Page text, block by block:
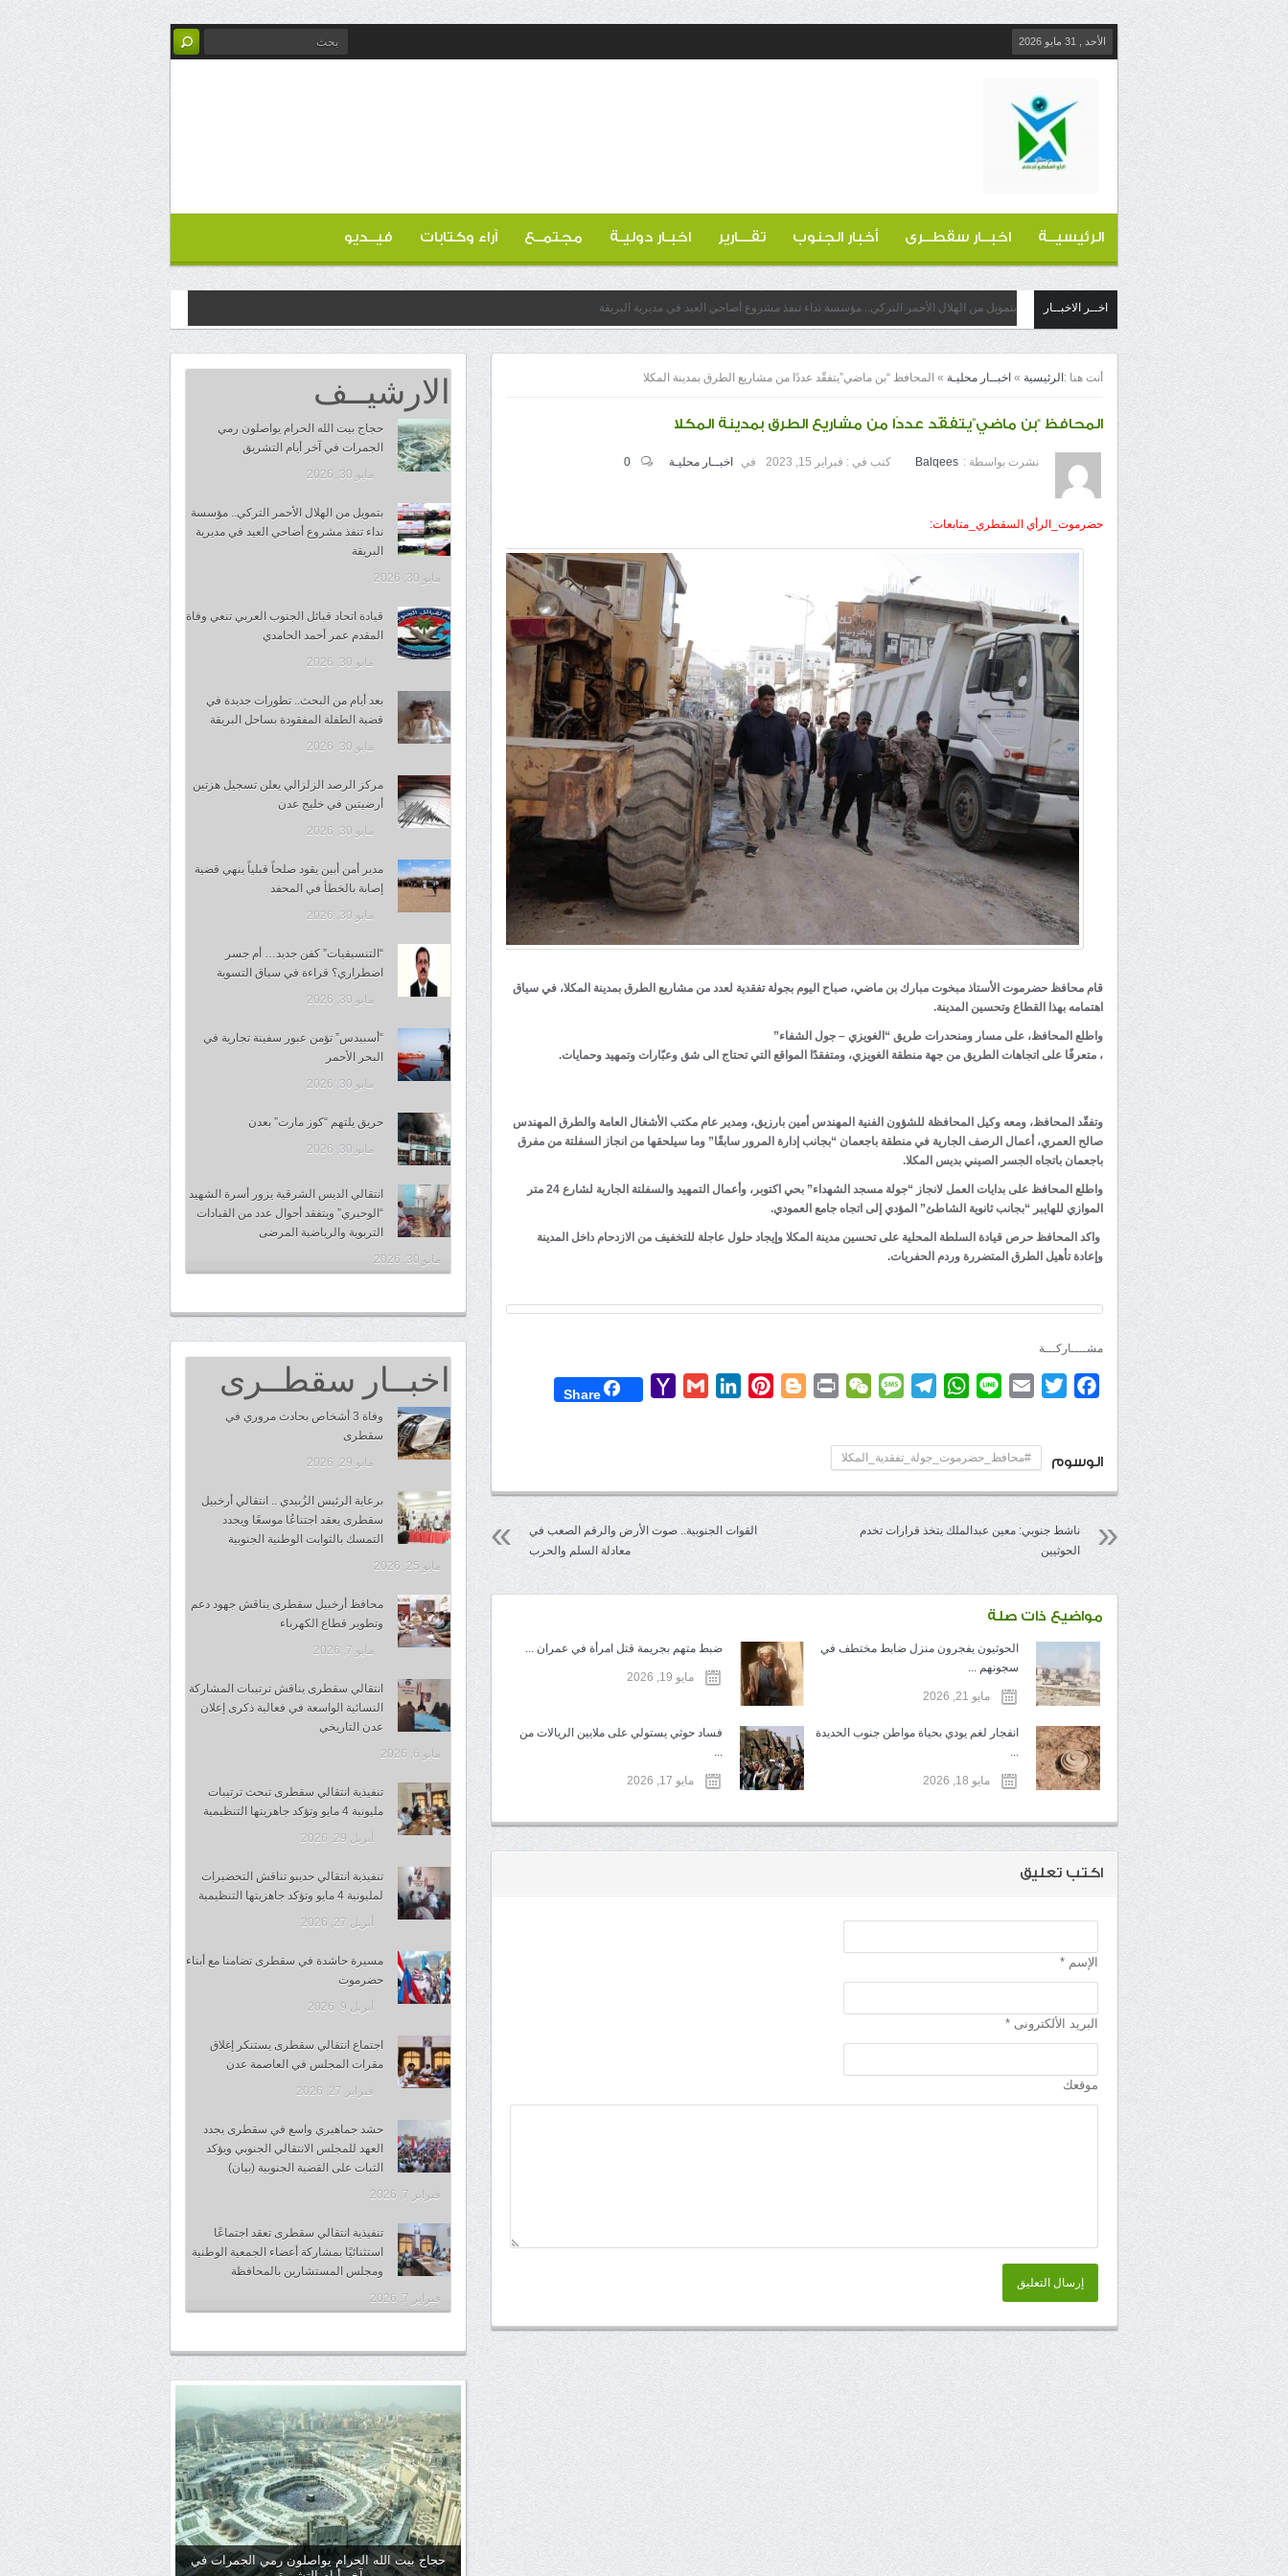
الأحد , 31 مايو 2026
الرئيسيــة اخبــار سقطــرى أخبار الجنوب تقـــارير اخبـار دوليـة مجتمــع آراء وكتابات فيــديو
اخــر الاخبــار بتمويل من الهلال الأحمر التركي.. مؤسسة نداء تنفذ مشروع أضاحي العيد في مديرية البريقة
أنت هنا : الرئيسية » اخبــار محليـة » المحافظ “بن ماضي”يتفقّد عددًا من مشاريع الطرق بمدينة المكلا
المحافظ “بن ماضي”يتفقّد عددًا من مشاريع الطرق بمدينة المكلا
نشرت بواسطة : Balqees كتب في : فبراير 15, 2023 في اخبــار محليـة 0
حضرموت_الرأي السقطري_متابعات:
قام محافظ حضرموت الأستاذ مبخوت مبارك بن ماضي، صباح اليوم بجولة تفقدية لعدد من مشاريع الطرق بمدينة المكلا، في سياق
اهتمامه بهذا القطاع وتحسين المدينة.
واطلع المحافظ، على مسار ومنحدرات طريق “الغويزي – جول الشفاء”
، متعرفًا على اتجاهات الطريق من جهة منطقة الغويزي، ومتفقدًا المواقع التي تحتاج الى شق وعبّارات وتمهيد وحمايات.
وتفقّد المحافظ، ومعه وكيل المحافظة للشؤون الفنية المهندس أمين بارزيق، ومدير عام مكتب الأشغال العامة والطرق المهندس
صالح العمري، أعمال الرصف الجارية في منطقة باجعمان “بجانب إدارة المرور سابقًا” وما سيلحقها من انجاز السفلتة من مفرق
باجعمان باتجاه الجسر الصيني بديس المكلا.
واطلع المحافظ على بدايات العمل لانجاز “جولة مسجد الشهداء” بحي اكتوبر، وأعمال التمهيد والسفلتة الجارية لشارع 24 متر
الموازي للهايبر “بجانب ثانوية الشاطئ” المؤدي إلى اتجاه جامع العمودي.
واكد المحافظ حرص قيادة السلطة المحلية على تحسين مدينة المكلا وإيجاد حلول عاجلة للتخفيف من الازدحام داخل المدينة
وإعادة تأهيل الطرق المتضررة وردم الحفريات.
مشــــاركـــة
Facebook
Twitter
Email
Line
WhatsApp
Telegram
Message
WeChat
Print
Blogger
Pinterest
LinkedIn
Gmail
Yahoo
Share
الوسوم #محافظ_حضرموت_جولة_تفقدية_المكلا
القوات الجنوبية.. صوت الأرض والرقم الصعب في
معادلة السلم والحرب
ناشط جنوبي: معين عبدالملك يتخذ قرارات تخدم
الحوثيين
مواضيع ذات صلة
الحوثيون يفجرون منزل ضابط مختطف في
سجونهم ...
مايو 21, 2026
ضبط متهم بجريمة قتل امرأة في عمران ...
مايو 19, 2026
انفجار لغم يودي بحياة مواطن جنوب الحديدة
مايو 18, 2026
فساد حوثي يستولي على ملايين الريالات من
مايو 17, 2026
اكتب تعليق
الإسم *
البريد الألكترونى *
موقعك
إرسال التعليق
الارشيــف
حجاج بيت الله الحرام يواصلون رمي
الجمرات في آخر أيام التشريق
مايو 30, 2026
بتمويل من الهلال الأحمر التركي.. مؤسسة
نداء تنفذ مشروع أضاحي العيد في مديرية
البريقة
مايو 30, 2026
قيادة اتحاد قبائل الجنوب العربي تنعي وفاة
المقدم عمر أحمد الحامدي
مايو 30, 2026
بعد أيام من البحث.. تطورات جديدة في
قضية الطفلة المفقودة بساحل البريقة
مايو 30, 2026
مركز الرصد الزلزالي يعلن تسجيل هزتين
أرضيتين في خليج عدن
مايو 30, 2026
مدير أمن أبين يقود صلحاً قبلياً ينهي قضية
إصابة بالخطأ في المحفد
مايو 30, 2026
“التنسيقيات” كفن جديد… أم جسر
اضطراري؟ قراءة في سياق التسوية
مايو 30, 2026
“أسبيدس” تؤمن عبور سفينة تجارية في
البحر الأحمر
مايو 30, 2026
حريق يلتهم “كوز مارت” بعدن
مايو 30, 2026
انتقالي الديس الشرقية يزور أسرة الشهيد
“الوحيري” ويتفقد أحوال عدد من القيادات
التربوية والرياضية المرضى
مايو 30, 2026
اخبــار سقطــرى
وفاة 3 أشخاص بحادث مروري في
سقطرى
مايو 29, 2026
برعاية الرئيس الزُبيدي .. انتقالي أرخبيل
سقطرى يعقد اجتناعُا موسعًا ويجدد
التمسك بالثوابت الوطنية الجنوبية
مايو 25, 2026
محافظ أرخبيل سقطرى يناقش جهود دعم
وتطوير قطاع الكهرباء
مايو 7, 2026
انتقالي سقطرى يناقش ترتيبات المشاركة
النسائية الواسعة في فعالية ذكرى إعلان
عدن التاريخي
مايو 6, 2026
تنفيذية انتقالي سقطرى تبحث ترتيبات
مليونية 4 مايو وتؤكد جاهزيتها التنظيمية
أبريل 29, 2026
تنفيذية انتقالي حديبو تناقش التحضيرات
لمليونية 4 مايو وتؤكد جاهزيتها التنظيمية
أبريل 27, 2026
مسيرة حاشدة في سقطرى تضامنا مع أبناء
حضرموت
أبريل 9, 2026
اجتماع انتقالي سقطرى يستنكر إغلاق
مقرات المجلس في العاصمة عدن
فبراير 27, 2026
حشد جماهيري واسع في سقطرى يجدد
العهد للمجلس الانتقالي الجنوبي ويؤكد
الثبات على القضية الجنوبية (بيان)
فبراير 7, 2026
تنفيذية انتقالي سقطرى تعقد اجتماعًا
استثنائيًا بمشاركة أعضاء الجمعية الوطنية
ومجلس المستشارين بالمحافظة
فبراير 7, 2026
حجاج بيت الله الحرام يواصلون رمي الجمرات في